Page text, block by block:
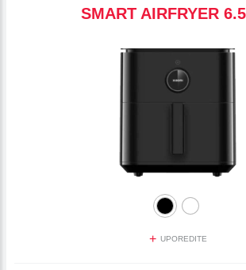
SMART AIRFRYER
+ UPOREDITE